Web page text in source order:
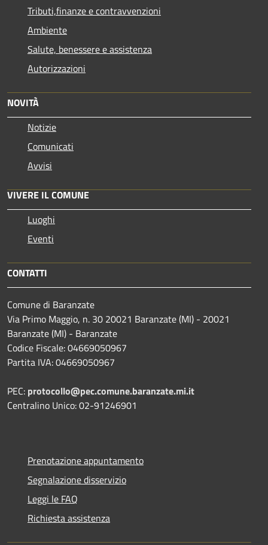
Tributi,finanze e contravvenzioni
Ambiente
Salute, benessere e assistenza
Autorizzazioni
NOVITÀ
Notizie
Comunicati
Avvisi
VIVERE IL COMUNE
Luoghi
Eventi
CONTATTI
Comune di Baranzate
Via Primo Maggio, n. 30 20021 Baranzate (MI) - 20021
Baranzate (MI) - Baranzate
Codice Fiscale: 04669050967
Partita IVA: 04669050967
PEC: protocollo@pec.comune.baranzate.mi.it
Centralino Unico: 02-91246901
Prenotazione appuntamento
Segnalazione disservizio
Leggi le FAQ
Richiesta assistenza